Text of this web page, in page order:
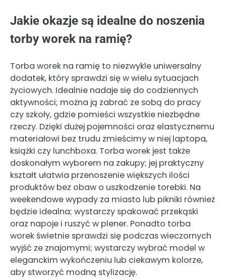
Jakie okazje są idealne do noszenia
torby worek na ramię?
Torba worek na ramię to niezwykle uniwersalny
dodatek, który sprawdzi się w wielu sytuacjach
życiowych. Idealnie nadaje się do codziennych
aktywności; można ją zabrać ze sobą do pracy
czy szkoły, gdzie pomieści wszystkie niezbędne
rzeczy. Dzięki dużej pojemności oraz elastycznemu
materiałowi bez trudu zmieścimy w niej laptopa,
książki czy lunchboxa. Torba worek jest także
doskonałym wyborem na zakupy; jej praktyczny
kształt ułatwia przenoszenie większych ilości
produktów bez obaw o uszkodzenie torebki. Na
weekendowe wypady za miasto lub pikniki również
będzie idealna; wystarczy spakować przekąski
oraz napoje i ruszyć w plener. Ponadto torba
worek świetnie sprawdzi się podczas wieczornych
wyjść ze znajomymi; wystarczy wybrać model w
eleganckim wykończeniu lub ciekawym kolorze,
aby stworzyć modną stylizację.